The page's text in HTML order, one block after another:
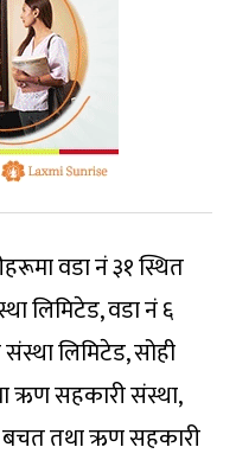
वडा नं ३१ स्थित
लिमिटेड, वडा नं ६
लिमिटेड, सोही
ऋण सहकारी संस्था,
बचत तथा ऋण सहकारी